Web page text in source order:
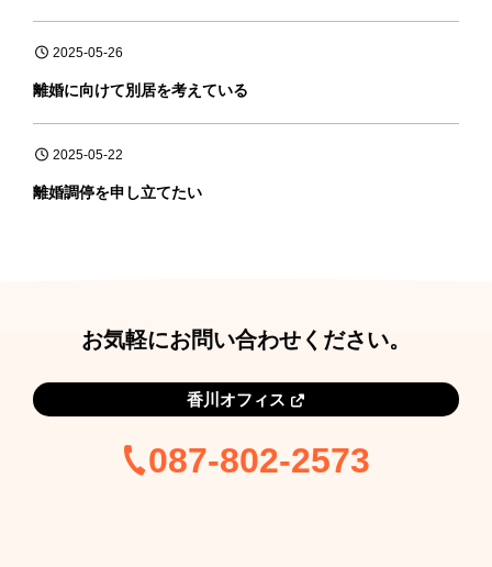
相
談
離婚に向けて別居を考えている
2025-05-26
離婚調停を申し立てたい
2025-05-22
お気軽にお問い合わせください。
香川オフィス
087-802-2573